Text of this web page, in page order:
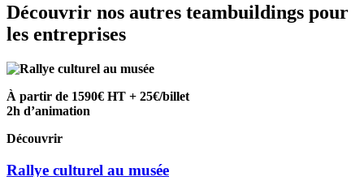
Découvrir nos autres teambuildings pour
les entreprises
À partir de 1590€ HT + 25€/billet
2h d’animation
Découvrir
Rallye culturel au musée